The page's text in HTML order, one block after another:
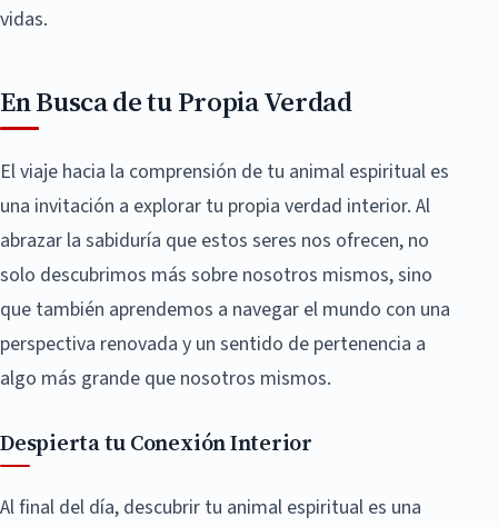
vidas.
En Busca de tu Propia Verdad
El viaje hacia la comprensión de tu animal espiritual es
una invitación a explorar tu propia verdad interior. Al
abrazar la sabiduría que estos seres nos ofrecen, no
solo descubrimos más sobre nosotros mismos, sino
que también aprendemos a navegar el mundo con una
perspectiva renovada y un sentido de pertenencia a
algo más grande que nosotros mismos.
Despierta tu Conexión Interior
Al final del día, descubrir tu animal espiritual es una